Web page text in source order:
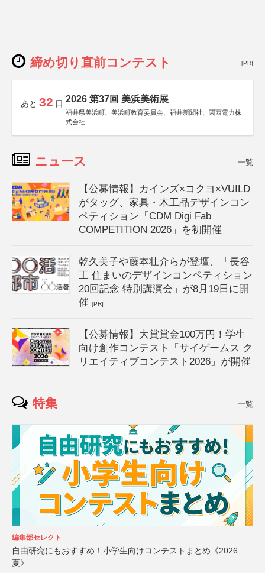
締め切り直前コンテスト [PR]
あと 32 日 2026 第37回 美浜美術展
福井県美浜町、美浜町教育委員会、福井新聞社、関西電力株
式会社
ニュース 一覧
【公募情報】カインズ×コクヨ×VUILD
がタッグ、家具・木工品デザインコン
ペティション「CDM Digi Fab
COMPETITION 2026」を初開催
乾久美子や藤本壮介らが登壇、「長谷
工 住まいのデザインコンペティション
20回記念 特別講演会」が8月19日に開
催[PR]
【公募情報】大賞賞金100万円！学生
向け創作コンテスト「サイゲームス ク
リエイティブコンテスト2026」が開催
特集 一覧
編集部セレクト
自由研究にもおすすめ！小学生向けコンテストまとめ《2026
夏》